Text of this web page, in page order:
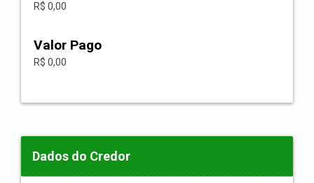
R$ 0,00
Valor Pago
R$ 0,00
Dados do Credor